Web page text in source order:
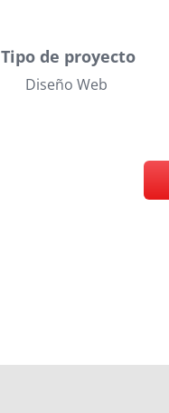
Tipo de proyecto
Diseño Web